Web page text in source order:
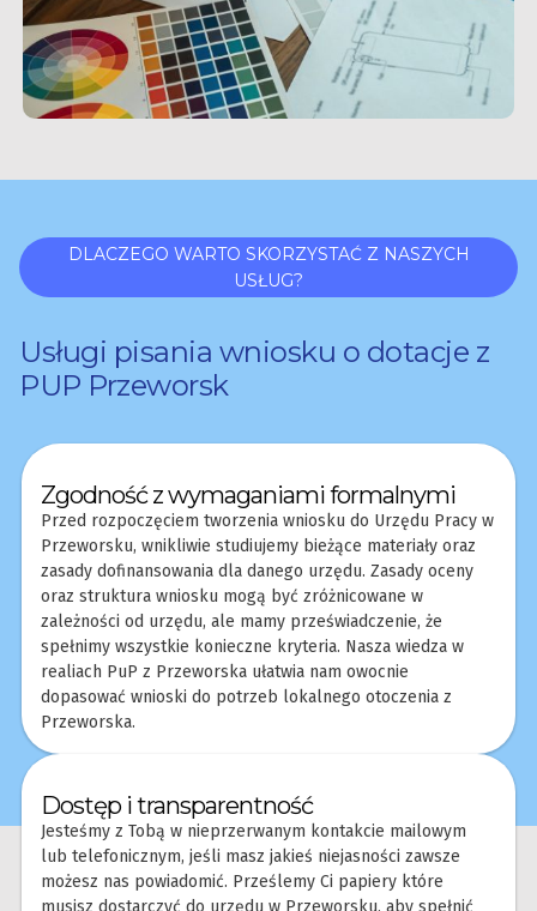
DLACZEGO WARTO SKORZYSTAĆ Z NASZYCH
USŁUG?
Usługi pisania wniosku o dotacje z
PUP Przeworsk
Zgodność z wymaganiami formalnymi
Przed rozpoczęciem tworzenia wniosku do Urzędu Pracy w
Przeworsku, wnikliwie studiujemy bieżące materiały oraz
zasady dofinansowania dla danego urzędu. Zasady oceny
oraz struktura wniosku mogą być zróżnicowane w
zależności od urzędu, ale mamy przeświadczenie, że
spełnimy wszystkie konieczne kryteria. Nasza wiedza w
realiach PuP z Przeworska ułatwia nam owocnie
dopasować wnioski do potrzeb lokalnego otoczenia z
Przeworska.
Dostęp i transparentność
Jesteśmy z Tobą w nieprzerwanym kontakcie mailowym
lub telefonicznym, jeśli masz jakieś niejasności zawsze
możesz nas powiadomić. Prześlemy Ci papiery które
musisz dostarczyć do urzędu w Przeworsku, aby spełnić